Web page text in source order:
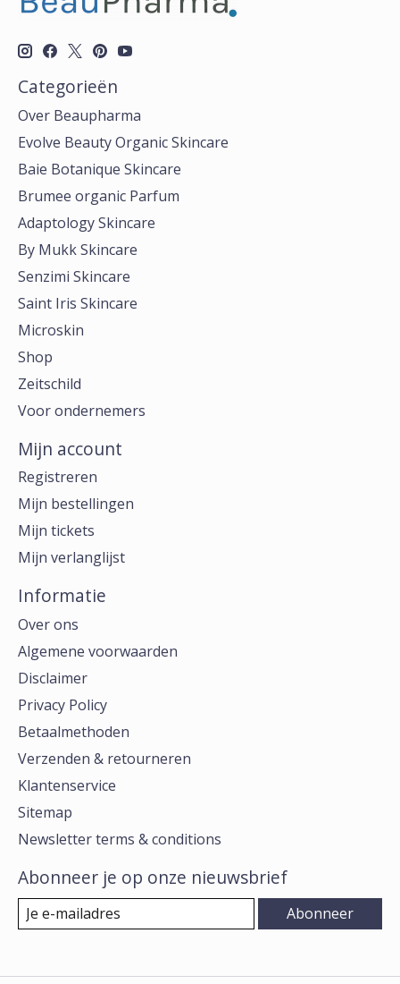
Categorieën
Over Beaupharma
Evolve Beauty Organic Skincare
Baie Botanique Skincare
Brumee organic Parfum
Adaptology Skincare
By Mukk Skincare
Senzimi Skincare
Saint Iris Skincare
Microskin
Shop
Zeitschild
Voor ondernemers
Mijn account
Registreren
Mijn bestellingen
Mijn tickets
Mijn verlanglijst
Informatie
Over ons
Algemene voorwaarden
Disclaimer
Privacy Policy
Betaalmethoden
Verzenden & retourneren
Klantenservice
Sitemap
Newsletter terms & conditions
Abonneer je op onze nieuwsbrief
Abonneer